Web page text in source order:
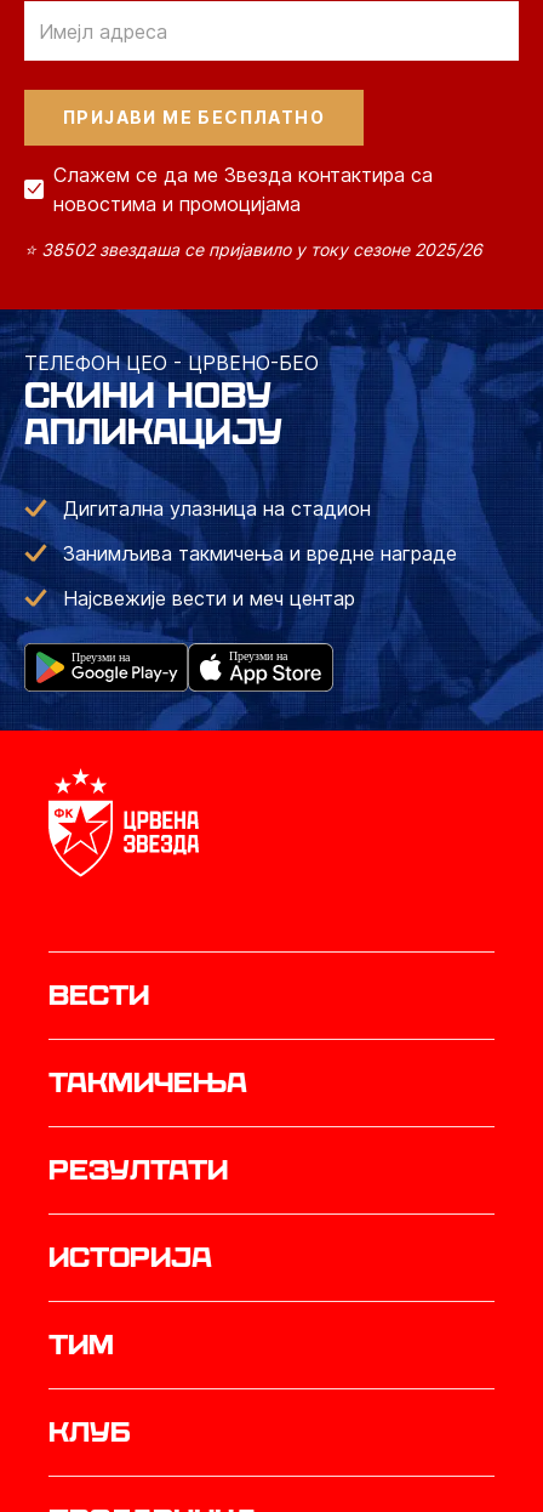
Слажем се да ме Звезда контактира са
новостима и промоцијама
⭐ 38502 звездаша се пријавило у току сезоне 2025/26
ТЕЛЕФОН ЦЕО - ЦРВЕНО-БЕО
СКИНИ НОВУ
АПЛИКАЦИЈУ
Дигитална улазница на стадион
Занимљива такмичења и вредне награде
Најсвежије вести и меч центар
Вести
Такмичења
резултати
историја
ТИМ
Клуб